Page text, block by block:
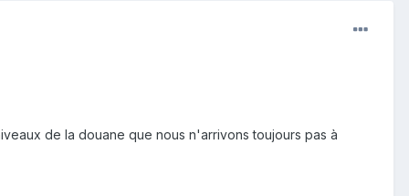
de la douane que nous n'arrivons toujours pas à